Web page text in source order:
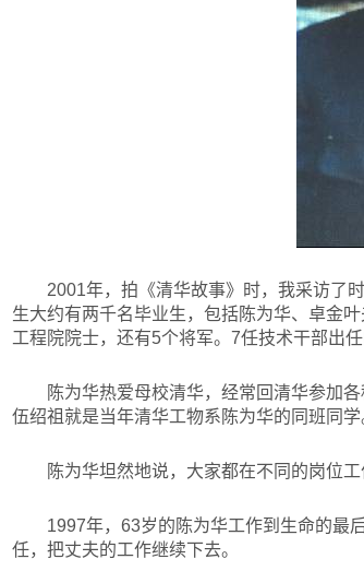
2001年，拍《清华故事》时，我采访了
生大约有两千名毕业生，包括陈为华、卓金
工程院院士，还有5个将军。7任技术干部出
陈为华热爱母校清华，经常回清华参加
伍绍祖就是当年清华工物系陈为华的同班同学
陈为华坦然地说，大家都在不同的岗位
1997年，63岁的陈为华工作到生命的最
任，把丈夫的工作继续下去。